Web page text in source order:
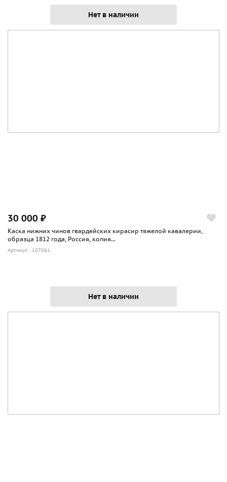
Нет в наличии
30 000 ₽
Каска нижних чинов гвардейских кирасир тяжелой кавалерии,
образца 1812 года, Россия, копия...
Артикул: 107061
Нет в наличии